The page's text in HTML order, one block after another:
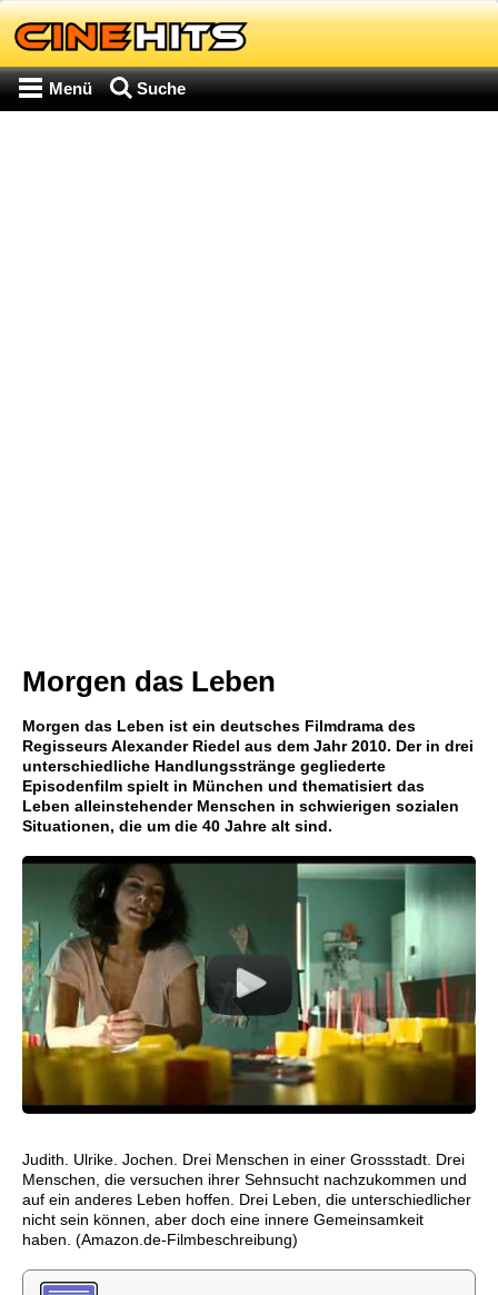
Menü Suche
Morgen das Leben
Morgen das Leben ist ein deutsches Filmdrama des
Regisseurs Alexander Riedel aus dem Jahr 2010. Der in drei
unterschiedliche Handlungsstränge gegliederte
Episodenfilm spielt in München und thematisiert das
Leben alleinstehender Menschen in schwierigen sozialen
Situationen, die um die 40 Jahre alt sind.
Judith. Ulrike. Jochen. Drei Menschen in einer Grossstadt. Drei
Menschen, die versuchen ihrer Sehnsucht nachzukommen und
auf ein anderes Leben hoffen. Drei Leben, die unterschiedlicher
nicht sein können, aber doch eine innere Gemeinsamkeit
haben. (Amazon.de-Filmbeschreibung)